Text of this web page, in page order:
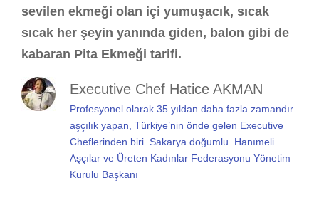
sevilen ekmeği olan içi yumuşacık, sıcak
sıcak her şeyin yanında giden, balon gibi de
kabaran Pita Ekmeği tarifi.
Executive Chef Hatice AKMAN
Profesyonel olarak 35 yıldan daha fazla zamandır
aşçılık yapan, Türkiye’nin önde gelen Executive
Cheflerinden biri. Sakarya doğumlu. Hanımeli
Aşçılar ve Üreten Kadınlar Federasyonu Yönetim
Kurulu Başkanı